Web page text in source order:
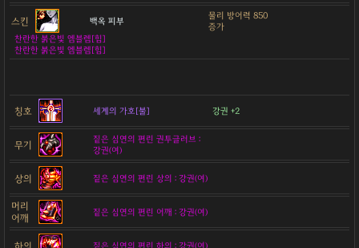
스킨 백옥 피부
물리 방어력 850
증가
찬란한 붉은빛 엠블렘[힘]
찬란한 붉은빛 엠블렘[힘]
칭호 세계의 가호[불] 강권 +2
무기
짙은 심연의 편린 권투글러브 :
강권(여)
상의 짙은 심연의 편린 상의 : 강권(여)
머리
어깨
짙은 심연의 편린 어깨 : 강권(여)
하의 짙은 심연의 편린 하의 : 강권(여)